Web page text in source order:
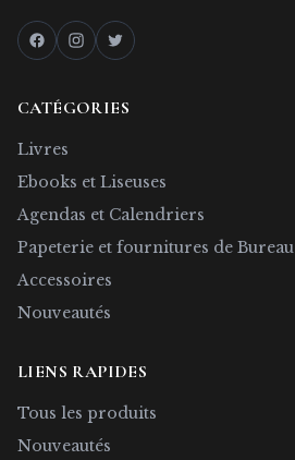
CATÉGORIES
Livres
Ebooks et Liseuses
Agendas et Calendriers
Papeterie et fournitures de Bureau
Accessoires
Nouveautés
LIENS RAPIDES
Tous les produits
Nouveautés